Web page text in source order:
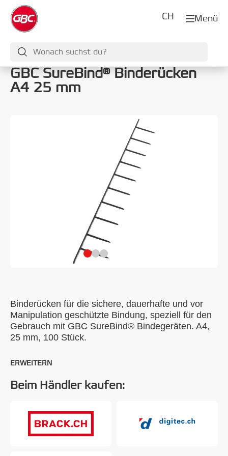
Menü
CH
GBC SureBind® Binderücken
A4 25 mm
Binderücken für die sichere, dauerhafte und vor
Manipulation geschützte Bindung, speziell für den
Gebrauch mit GBC SureBind® Bindegeräten. A4,
25 mm, 100 Stück.
ERWEITERN
Beim Händler kaufen: